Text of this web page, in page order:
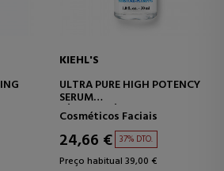
KIEHL'S
ULTRA PURE HIGH POTENCY
SERUM
SÉRUM DE ÁCIDO
HIALURÔNICO
Cosméticos Faciais
24,66 € 37% DTO.
Preço habitual 39,00 €